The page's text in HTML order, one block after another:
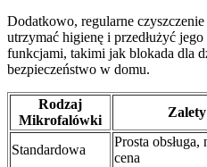
Dodatkowo, regularne
utrzymać higienę i przedłużyć
funkcjami, takimi jak blokada dla
bezpieczeństwo w domu.
Rodzaj
Mikrofalówki
Zalety
Standardowa
Prosta obsługa,
cena